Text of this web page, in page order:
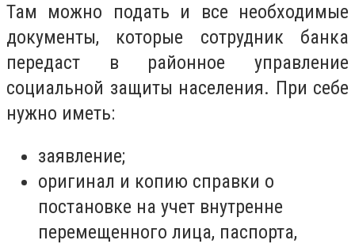
Там можно подать и все необходимые
документы, которые сотрудник банка
передаст в районное управление
социальной защиты населения. При себе
нужно иметь:
заявление;
оригинал и копию справки о
постановке на учет внутренне
перемещенного лица, паспорта,